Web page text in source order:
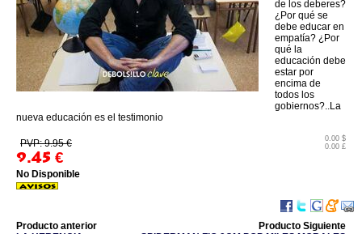
de los deberes?
¿Por qué se
debe educar en
empatía? ¿Por
qué la
educación debe
estar por
encima de
todos los
gobiernos?..La
nueva educación es el testimonio
PVP: 9.95 €
9.45 €
0.00 $
0.00 £
No Disponible
Producto anterior
Producto Siguiente